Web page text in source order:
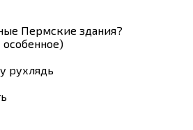
Пермские здания?
особенное)
рухлядь